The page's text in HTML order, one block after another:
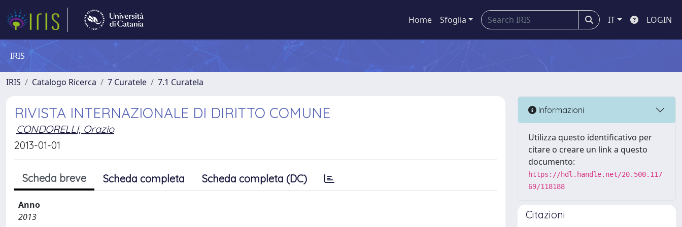
Home Sfoglia IT LOGIN
IRIS
IRIS Catalogo Ricerca 7 Curatele 7.1 Curatela
RIVISTA INTERNAZIONALE DI DIRITTO COMUNE
CONDORELLI, Orazio
2013-01-01
Scheda breve Scheda completa Scheda completa (DC)
Anno
2013
Informazioni
Utilizza questo identificativo per
citare o creare un link a questo
documento:
https://hdl.handle.net/20.500.117
69/118188
Citazioni